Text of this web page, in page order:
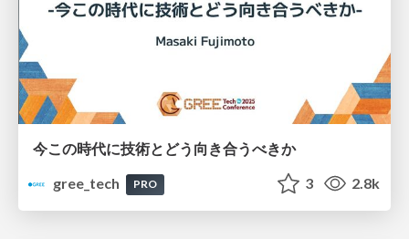
今この時代に技術とどう向き合うべきか
gree_tech
PRO 3 2.8k